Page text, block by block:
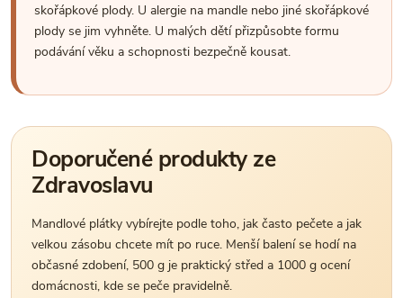
skořápkové plody. U alergie na mandle nebo jiné skořápkové
plody se jim vyhněte. U malých dětí přizpůsobte formu
podávání věku a schopnosti bezpečně kousat.
Doporučené produkty ze
Zdravoslavu
Mandlové plátky vybírejte podle toho, jak často pečete a jak
velkou zásobu chcete mít po ruce. Menší balení se hodí na
občasné zdobení, 500 g je praktický střed a 1000 g ocení
domácnosti, kde se peče pravidelně.